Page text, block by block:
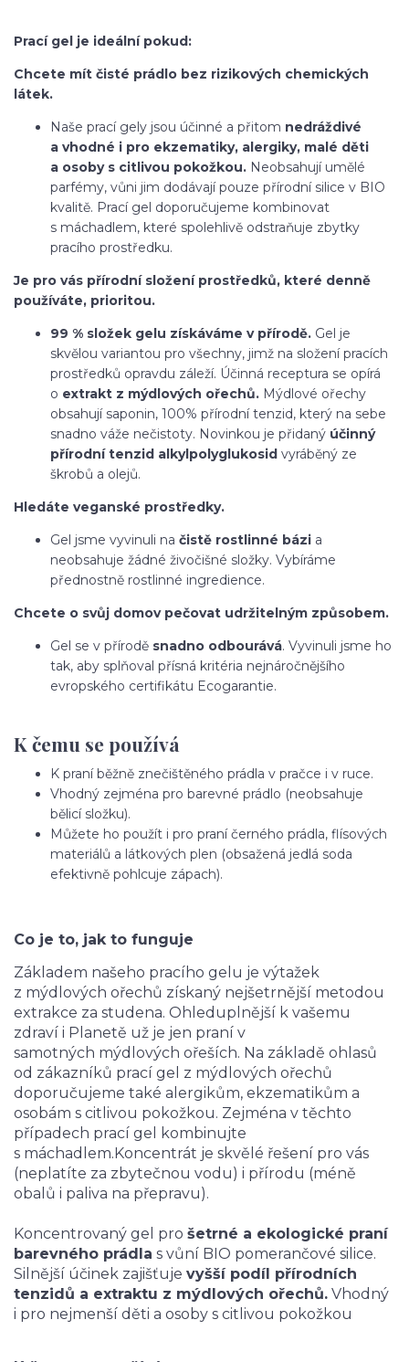
Prací gel je ideální pokud:
Chcete mít čisté prádlo bez rizikových chemických
látek.
Naše prací gely jsou účinné a přitom nedráždivé
a vhodné i pro ekzematiky, alergiky, malé děti
a osoby s citlivou pokožkou. Neobsahují umělé
parfémy, vůni jim dodávají pouze přírodní silice v BIO
kvalitě. Prací gel doporučujeme kombinovat
s máchadlem, které spolehlivě odstraňuje zbytky
pracího prostředku.
Je pro vás přírodní složení prostředků, které denně
používáte, prioritou.
99 % složek gelu získáváme v přírodě. Gel je
skvělou variantou pro všechny, jimž na složení pracích
prostředků opravdu záleží. Účinná receptura se opírá
o extrakt z mýdlových ořechů. Mýdlové ořechy
obsahují saponin, 100% přírodní tenzid, který na sebe
snadno váže nečistoty. Novinkou je přidaný účinný
přírodní tenzid alkylpolyglukosid vyráběný ze
škrobů a olejů.
Hledáte veganské prostředky.
Gel jsme vyvinuli na čistě rostlinné bázi a
neobsahuje žádné živočišné složky. Vybíráme
přednostně rostlinné ingredience.
Chcete o svůj domov pečovat udržitelným způsobem.
Gel se v přírodě snadno odbourává. Vyvinuli jsme ho
tak, aby splňoval přísná kritéria nejnáročnějšího
evropského certifikátu Ecogarantie.
K čemu se používá
K praní běžně znečištěného prádla v pračce i v ruce.
Vhodný zejména pro barevné prádlo (neobsahuje
bělicí složku).
Můžete ho použít i pro praní černého prádla, flísových
materiálů a látkových plen (obsažená jedlá soda
efektivně pohlcuje zápach).
Co je to, jak to funguje
Základem našeho pracího gelu je výtažek
z mýdlových ořechů získaný nejšetrnější metodou
extrakce za studena. Ohleduplnější k vašemu
zdraví i Planetě už je jen praní v
samotných mýdlových ořeších. Na základě ohlasů
od zákazníků prací gel z mýdlových ořechů
doporučujeme také alergikům, ekzematikům a
osobám s citlivou pokožkou. Zejména v těchto
případech prací gel kombinujte
s máchadlem.Koncentrát je skvělé řešení pro vás
(neplatíte za zbytečnou vodu) i přírodu (méně
obalů i paliva na přepravu).
Koncentrovaný gel pro šetrné a ekologické praní
barevného prádla s vůní BIO pomerančové silice.
Silnější účinek zajišťuje vyšší podíl přírodních
tenzidů a extraktu z mýdlových ořechů. Vhodný
i pro nejmenší děti a osoby s citlivou pokožkou